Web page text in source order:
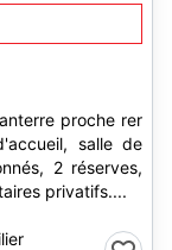
proche rer
2 réserves,
privatifs....